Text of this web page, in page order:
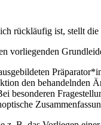
rückläufig ist, stellt
vorliegenden
den
besonderen